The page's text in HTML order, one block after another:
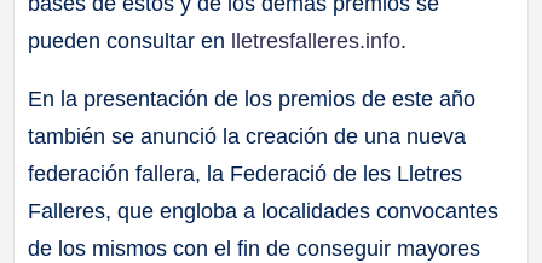
pueden consultar en
lletresfalleres.info.
En la presentación de los premios de este año
también se anunció la creación de una nueva
federación fallera, la Federació de les Lletres
Falleres, que engloba a localidades convocantes
de los mismos con el fin de conseguir mayores